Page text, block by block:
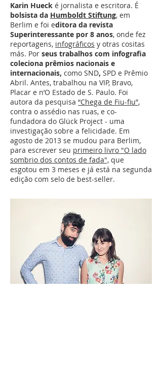
Karin Hueck é jornalista e escritora. É
bolsista da Humboldt Stiftung, em
Berlim e foi editora da revista
Superinteressante por 8 anos, onde fez
reportagens, infográficos y otras cositas
más. Por seus trabalhos com infografia
coleciona prêmios nacionais e
internacionais, como SND, SPD e Prêmio
Abril. Antes, trabalhou na VIP, Bravo,
Placar e n’O Estado de S. Paulo. Foi
autora da pesquisa “Chega de Fiu-fiu”,
contra o assédio nas ruas, e co-
fundadora do Glück Project - uma
investigação sobre a felicidade. Em
agosto de 2013 se mudou para Berlim,
para escrever seu primeiro livro "O lado
sombrio dos contos de fada", que
esgotou em 3 meses e já está na segunda
edição com selo de best-seller.